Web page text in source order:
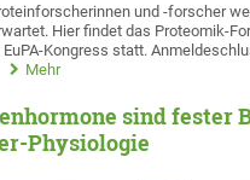
und -forscher
Hier findet das Proteomik-
EuPA-Kongress statt.
Mehr
sind fester
Physiologie